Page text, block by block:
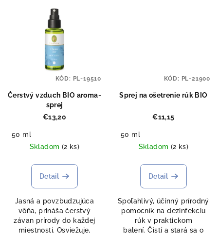
Čerstvý vzduch BIO aroma-
sprej
€13,20
50 ml
Skladom (2 ks)
Detail
Jasná a povzbudzujúca
vôňa, prináša čerstvý
závan prírody do každej
miestnosti. Osviežuje,
KÓD: PL-19510
Sprej na ošetrenie rúk BIO
€11,15
50 ml
Skladom (2 ks)
Detail
Spoľahlivý, účinný prírodný
pomocník na dezinfekciu
rúk v praktickom
balení. Čistí a stará sa o
KÓD: PL-21900